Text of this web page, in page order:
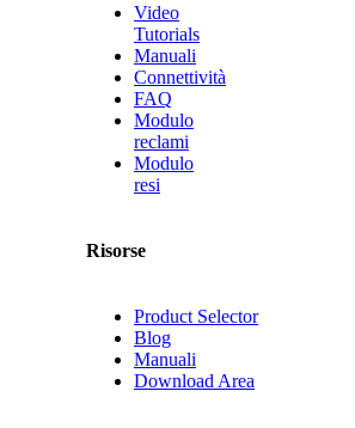
Video
Tutorials
Manuali
Connettività
FAQ
Modulo
reclami
Modulo
resi
Risorse
Product Selector
Blog
Manuali
Download Area